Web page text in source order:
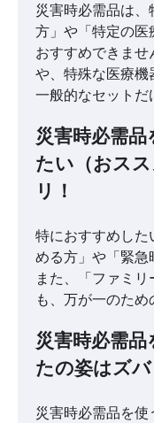
災害時必需品は
方」や「特定の医
おすすめできま
や、特殊な医療
一般的なセットだ
災害時必需
たい（おス
リ！
特におすすめし
める方」や「緊急
また、「ファミ
も、万が一のため
災害時必需
たの姿はズバ
災害時必需品を